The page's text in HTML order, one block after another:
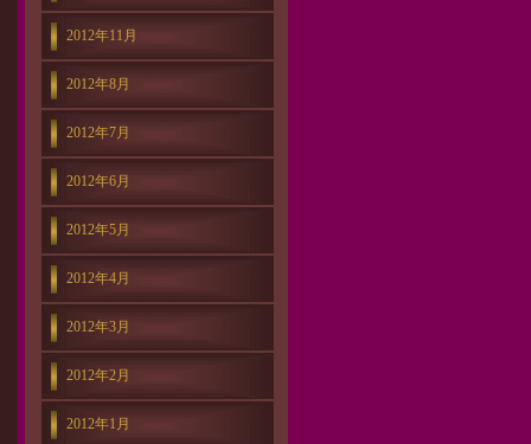
2012年11月
2012年8月
2012年7月
2012年6月
2012年5月
2012年4月
2012年3月
2012年2月
2012年1月